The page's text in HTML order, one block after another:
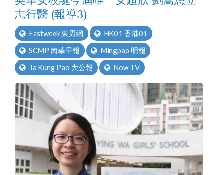
志行醫 (報導3)
Eastweek 東周網
HK01 香港01
SCMP 南華早報
Mingpao 明報
Ta Kung Pao 大公報
Now TV